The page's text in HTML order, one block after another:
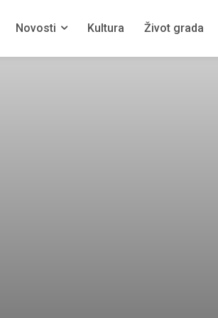
Novosti Kultura Život grada